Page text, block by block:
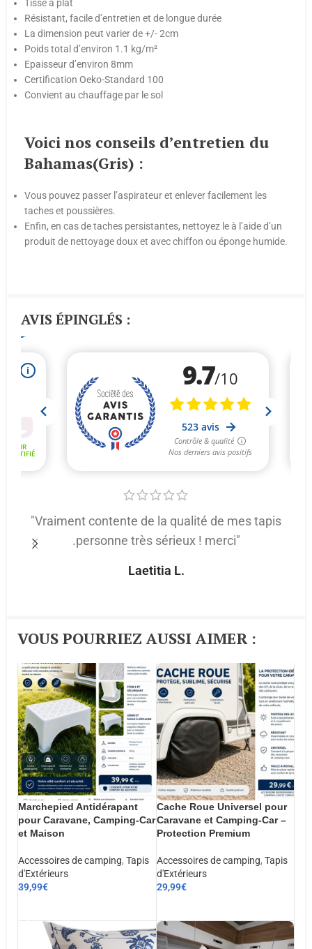
Tissé à plat
Résistant, facile d’entretien et de longue durée
La dimension peut varier de +/- 2cm
Poids total d’environ 1.1 kg/m²
Epaisseur d’environ 8mm
Certification Oeko-Standard 100
Convient au chauffage par le sol
Voici nos conseils d’entretien du
Bahamas(Gris) :
Vous pouvez passer l’aspirateur et enlever facilement les
taches et poussières.
Enfin, en cas de taches persistantes, nettoyez le à l’aide d’un
produit de nettoyage doux et avec chiffon ou éponge humide.
AVIS ÉPINGLÉS :
"Vraiment contente de la qualité de mes tapis
.personne très sérieux ! merci"
Laetitia L.
VOUS POURRIEZ AUSSI AIMER :​
Marchepied Antidérapant
pour Caravane, Camping-Car
et Maison
Accessoires de camping, Tapis
d'Extérieurs
39,99€
Cache Roue Universel pour
Caravane et Camping-Car –
Protection Premium
Accessoires de camping, Tapis
d'Extérieurs
29,99€